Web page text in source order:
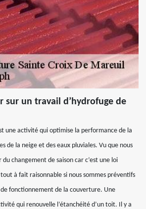
sur un travail d’hydrofuge de
une activité qui optimise la performance de la
de la neige et des eaux pluviales. Vu que nous
du changement de saison car c’est une loi
à fait raisonnable si nous sommes préventifs
fonctionnement de la couverture. Une
qui renouvelle l’étanchéité d’un toit. Il y a